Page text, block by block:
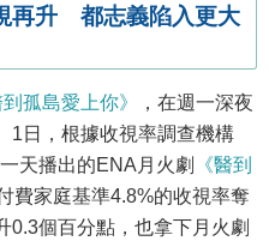
再升 都志義陷入更大
到孤島愛上你》
，在週一深夜
1日，根據收視率調查機構
天播出的ENA月火劇
《醫到
費家庭基準4.8%的收視率奪
0.3個百分點，也拿下月火劇